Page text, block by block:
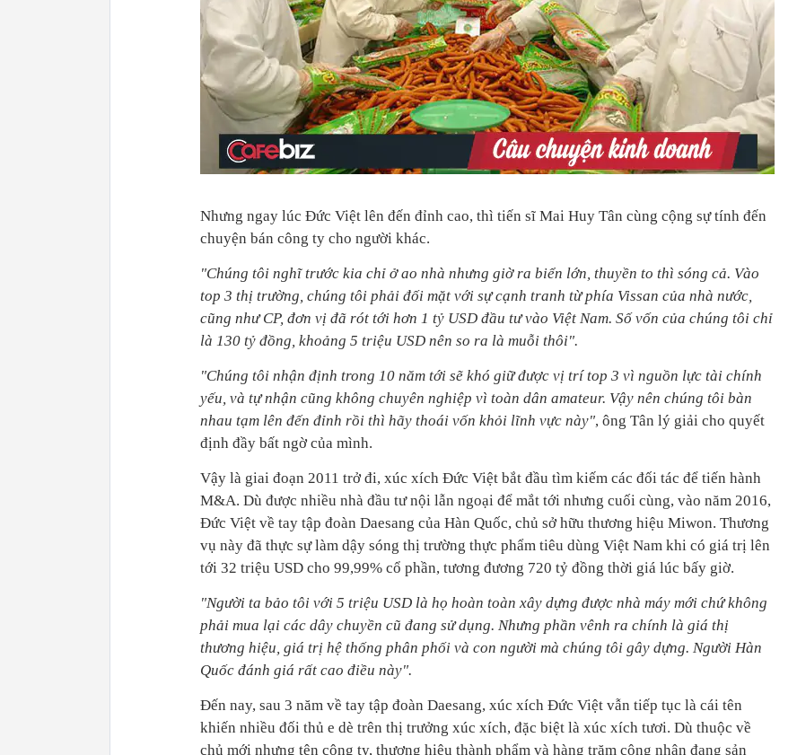
Nhưng ngay lúc Đức Việt lên đến đỉnh cao, thì tiến sĩ Mai Huy Tân cùng cộng sự tính đến
chuyện bán công ty cho người khác.
"Chúng tôi nghĩ trước kia chỉ ở ao nhà nhưng giờ ra biển lớn, thuyền to thì sóng cả. Vào
top 3 thị trường, chúng tôi phải đối mặt với sự cạnh tranh từ phía Vissan của nhà nước,
cũng như CP, đơn vị đã rót tới hơn 1 tỷ USD đầu tư vào Việt Nam. Số vốn của chúng tôi chỉ
là 130 tỷ đồng, khoảng 5 triệu USD nên so ra là muỗi thôi".
"Chúng tôi nhận định trong 10 năm tới sẽ khó giữ được vị trí top 3 vì nguồn lực tài chính
yếu, và tự nhận cũng không chuyên nghiệp vì toàn dân amateur. Vậy nên chúng tôi bàn
nhau tạm lên đến đỉnh rồi thì hãy thoái vốn khỏi lĩnh vực này", ông Tân lý giải cho quyết
định đầy bất ngờ của mình.
Vậy là giai đoạn 2011 trở đi, xúc xích Đức Việt bắt đầu tìm kiếm các đối tác để tiến hành
M&A. Dù được nhiều nhà đầu tư nội lẫn ngoại để mắt tới nhưng cuối cùng, vào năm 2016,
Đức Việt về tay tập đoàn Daesang của Hàn Quốc, chủ sở hữu thương hiệu Miwon. Thương
vụ này đã thực sự làm dậy sóng thị trường thực phẩm tiêu dùng Việt Nam khi có giá trị lên
tới 32 triệu USD cho 99,99% cổ phần, tương đương 720 tỷ đồng thời giá lúc bấy giờ.
"Người ta bảo tôi với 5 triệu USD là họ hoàn toàn xây dựng được nhà máy mới chứ không
phải mua lại các dây chuyền cũ đang sử dụng. Nhưng phần vênh ra chính là giá thị
thương hiệu, giá trị hệ thống phân phối và con người mà chúng tôi gây dựng. Người Hàn
Quốc đánh giá rất cao điều này".
Đến nay, sau 3 năm về tay tập đoàn Daesang, xúc xích Đức Việt vẫn tiếp tục là cái tên
khiến nhiều đối thủ e dè trên thị trưởng xúc xích, đặc biệt là xúc xích tươi. Dù thuộc về
chủ mới nhưng tên công ty, thương hiệu thành phẩm và hàng trăm công nhân đang sản